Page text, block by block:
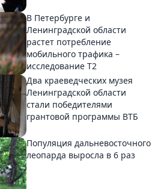
В Петербурге и
Ленинградской области
растет потребление
мобильного трафика –
исследование T2
Два краеведческих музея
Ленинградской области
стали победителями
грантовой программы ВТБ
Популяция дальневосточного
леопарда выросла в 6 раз